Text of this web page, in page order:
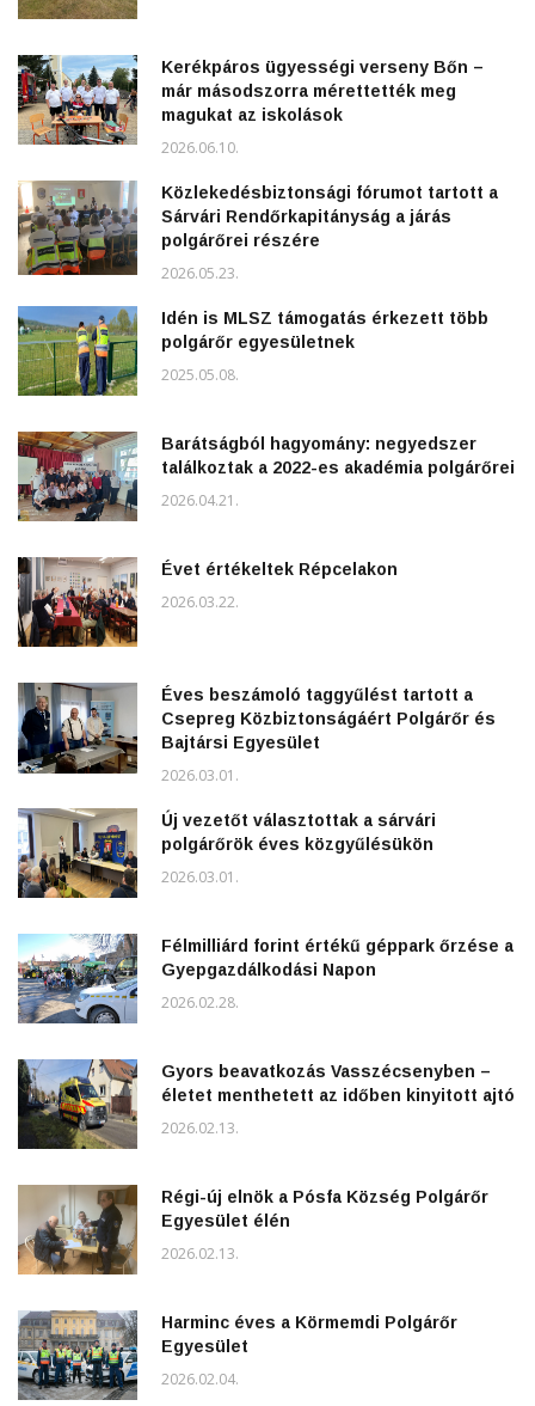
Kerékpáros ügyességi verseny Bőn –
már másodszorra mérettették meg
magukat az iskolások
2026.06.10.
Közlekedésbiztonsági fórumot tartott a
Sárvári Rendőrkapitányság a járás
polgárőrei részére
2026.05.23.
Idén is MLSZ támogatás érkezett több
polgárőr egyesületnek
2025.05.08.
Barátságból hagyomány: negyedszer
találkoztak a 2022-es akadémia polgárőrei
2026.04.21.
Évet értékeltek Répcelakon
2026.03.22.
Éves beszámoló taggyűlést tartott a
Csepreg Közbiztonságáért Polgárőr és
Bajtársi Egyesület
2026.03.01.
Új vezetőt választottak a sárvári
polgárőrök éves közgyűlésükön
2026.03.01.
Félmilliárd forint értékű géppark őrzése a
Gyepgazdálkodási Napon
2026.02.28.
Gyors beavatkozás Vasszécsenyben –
életet menthetett az időben kinyitott ajtó
2026.02.13.
Régi-új elnök a Pósfa Község Polgárőr
Egyesület élén
2026.02.13.
Harminc éves a Körmemdi Polgárőr
Egyesület
2026.02.04.